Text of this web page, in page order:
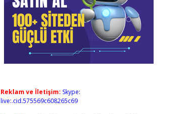
Reklam ve İletişim: Skype:
live:.cid.575569c608265c69